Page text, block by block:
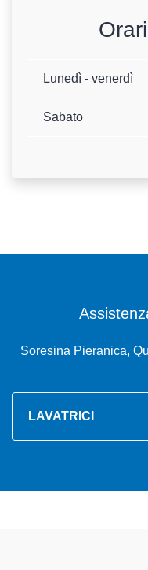
Lunedì - venerdì
Sabato
Soresina Pieranica,
LAVATRICI